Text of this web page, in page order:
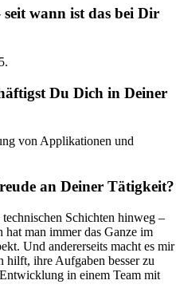
Verbindungen – für
Netzwerkzugriffe
erobert die digitale
ermöglichen Ihnen
Anschluss
wann ist das bei Dir
Du Dich in Deiner
von Applikationen und
an Deiner Tätigkeit?
Schichten hinweg –
man immer das Ganze im
Und andererseits macht es mir
hilft, ihre Aufgaben besser zu
in einem Team mit